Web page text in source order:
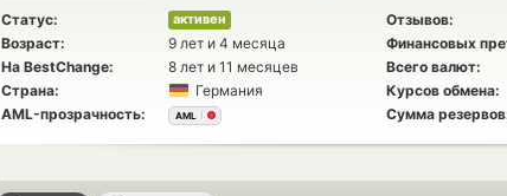
Статус: активен Отзывов:
Возраст: 9 лет и 4 месяца Финансовых
На BestChange: 8 лет и 11 месяцев Всего валют:
Страна:
Германия Курсов обмена:
AML-прозрачность:
AML Сумма